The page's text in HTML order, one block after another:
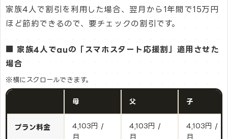
家族4人で割引を利用した場合、翌月から1年間で15万円
ほど節約できるので、要チェックの割引です。
■ 家族4人でauの「スマホスタート応援割」適用させた
場合
※横にスクロールできます。
母 父 子
プラン料金
4,103円 /
月
4,103円 /
月
4,103円 /
月